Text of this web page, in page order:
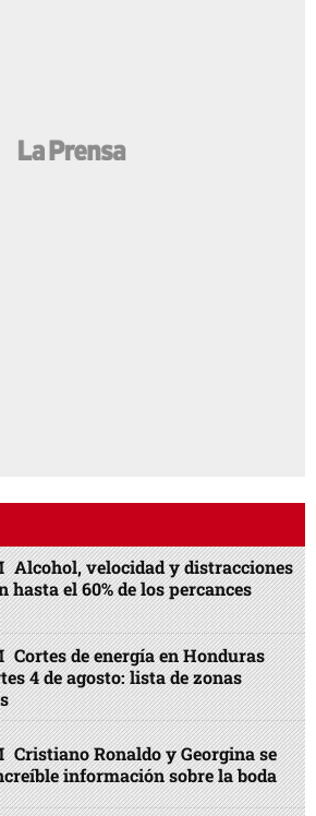
Alcohol, velocidad y distracciones
hasta el 60% de los percances
Cortes de energía en Honduras
4 de agosto: lista de zonas
Cristiano Ronaldo y Georgina se
información sobre la boda